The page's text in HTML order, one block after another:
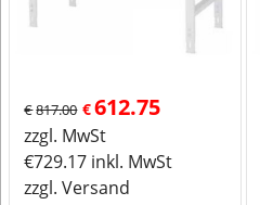
€817.00 €612.75
zzgl. MwSt
€729.17 inkl. MwSt
zzgl. Versand